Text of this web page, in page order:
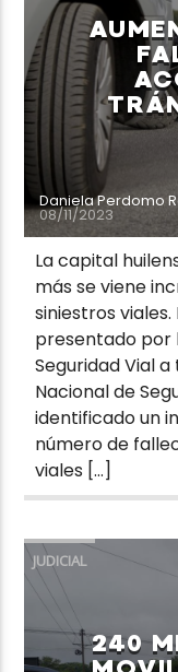
Daniela Perdomo
08/11/2023
La capital
más se viene
siniestros
presentado por
Seguridad Vial
Nacional de
identificado un
número de
viales […]
JUDICIAL
240